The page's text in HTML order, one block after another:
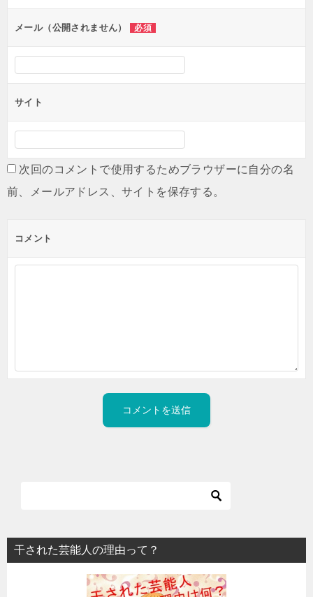
ンメール（公開されません） 必須
サイト
次回のコメントで使用するためブラウザーに自分の名
前、メールアドレス、サイトを保存する。
コメント
干された芸能人の理由って？